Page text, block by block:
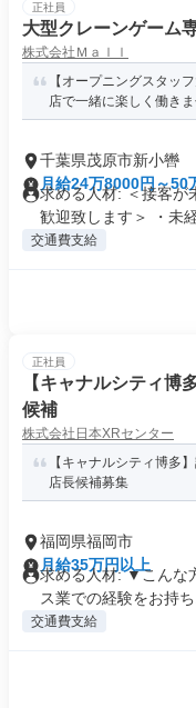
正社員
大型クレーンゲーム
株式会社Ｍａｌｌ
【オープニングスタッ
店で一緒に楽しく働き
千葉県茂原市新小轡
月給24万8000円～50
求める人材: ＜接客が
歓迎致します＞ ・未経
交通費支給
正社員
【キャナルシティ博
候補
株式会社日本XRセンター
【キャナルシティ博多
店長候補募集
福岡県福岡市
月給35万円以上
求める人材: ▼こんな
ス業での経験をお持ち
交通費支給